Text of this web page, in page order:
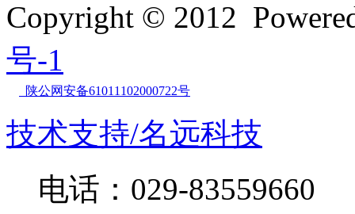
Copyright © 2012
号-1
陕公网安备61011102000722号
技术支持/名远科技
电话：029-83559660